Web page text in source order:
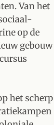
Van het
op de
gebouw
het scherp